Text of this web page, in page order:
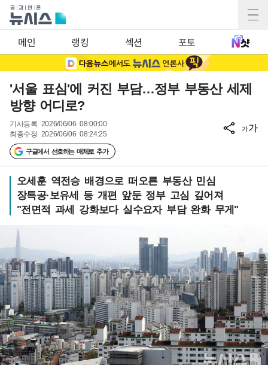
메인 랭킹 섹션 포토
'서울 표심'에 커진 부담…정부 부동산 세제
방향 어디로?
기사등록 2026/06/06 08:00:00
최종수정 2026/06/06 08:24:25
구글에서 선호하는 매체로 추가
가가
오세훈 역전승 배경으로 떠오른 부동산 민심
장특공·보유세 등 개편 앞둔 정부 고심 깊어져
"전면적 과세 강화보다 실수요자 부담 완화 무게"